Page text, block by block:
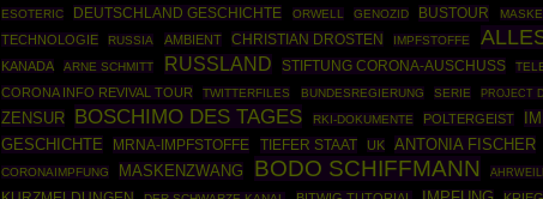
ESOTERIC
DEUTSCHLAND GESCHICHTE ORWELL GENOZID BUSTOUR
TECHNOLOGIE
RUSSIA AMBIENT CHRISTIAN DROSTEN IMPFSTOFFE
KANADA ARNE SCHMITT RUSSLAND STIFTUNG CORONA-AUSCHUSS
CORONA INFO REVIVAL TOUR TWITTERFILES BUNDESREGIERUNG SERIE PROJECT
ZENSUR BOSCHIMO DES TAGES RKI-DOKUMENTE POLTERGEIST
GESCHICHTE
MRNA-IMPFSTOFFE TIEFER STAAT UK ANTONIA FISCHER
CORONAIMPFUNG MASKENZWANG BODO SCHIFFMANN